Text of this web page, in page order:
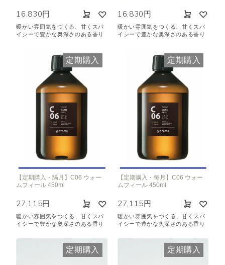
16,830円
暖かい雰囲気をつくる、甘くスパ
イシーで豊かな奥深さのある香り
16,830円
暖かい雰囲気をつくる、甘くスパ
イシーで豊かな奥深さのある香り
定期購入
【定期購入・隔月】C06 ウォー
ムフィール 450ml
27,115円
暖かい雰囲気をつくる、甘くスパ
イシーで豊かな奥深さのある香り
定期購入
【定期購入・毎月】C06 ウォー
ムフィール 450ml
27,115円
暖かい雰囲気をつくる、甘くスパ
イシーで豊かな奥深さのある香り
定期購入 定期購入